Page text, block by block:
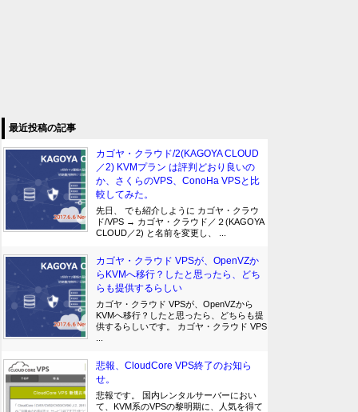
最近投稿の記事
カゴヤ・クラウド/2(KAGOYA CLOUD
／2) KVMプラン は評判どおり良いの
か、さくらのVPS、ConoHa VPSと比
較してみた。
先日、 でも紹介しように カゴヤ・クラウ
ド/VPS → カゴヤ・クラウド／２(KAGOYA
CLOUD／2) と名前を変更し、 ...
カゴヤ・クラウド VPSが、OpenVZか
らKVMへ移行？したと思ったら、どち
らも提供するらしい
カゴヤ・クラウド VPSが、OpenVZから
KVMへ移行？したと思ったら、どちらも提
供するらしいです。 カゴヤ・クラウド VPS
悲報、CloudCore VPS終了のお知ら
せ。
悲報です。 国内レンタルサーバーにおい
て、KVM系のVPSの黎明期に、人気を得て